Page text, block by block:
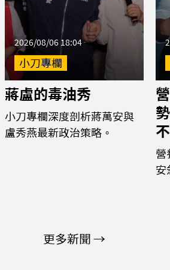
2026/08/06 18:04
小刀專欄
蔣盧的毒油秀
小刀專欄深度剖析蔣萬安與
盧秀燕最新政治策略。
營
安
更多新聞 →